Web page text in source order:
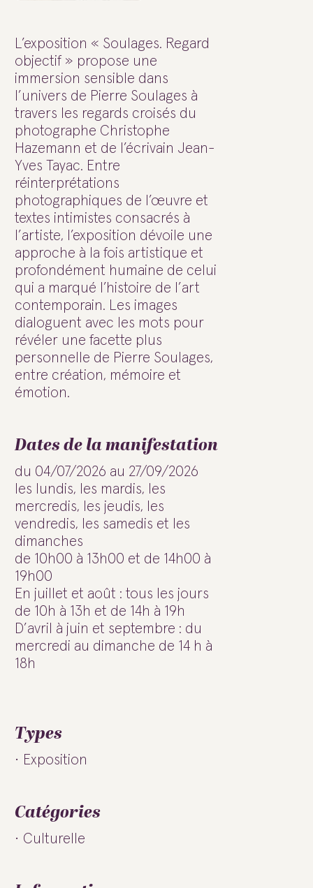
L’exposition « Soulages. Regard
objectif » propose une
immersion sensible dans
l’univers de Pierre Soulages à
travers les regards croisés du
photographe Christophe
Hazemann et de l’écrivain Jean-
Yves Tayac. Entre
réinterprétations
photographiques de l’œuvre et
textes intimistes consacrés à
l’artiste, l’exposition dévoile une
approche à la fois artistique et
profondément humaine de celui
qui a marqué l’histoire de l’art
contemporain. Les images
dialoguent avec les mots pour
révéler une facette plus
personnelle de Pierre Soulages,
entre création, mémoire et
émotion.
Dates de la manifestation
du 04/07/2026 au 27/09/2026
les lundis, les mardis, les
mercredis, les jeudis, les
vendredis, les samedis et les
dimanches
de 10h00 à 13h00 et de 14h00 à
19h00
En juillet et août : tous les jours
de 10h à 13h et de 14h à 19h
D’avril à juin et septembre : du
mercredi au dimanche de 14 h à
18h
Types
Exposition
Catégories
Culturelle